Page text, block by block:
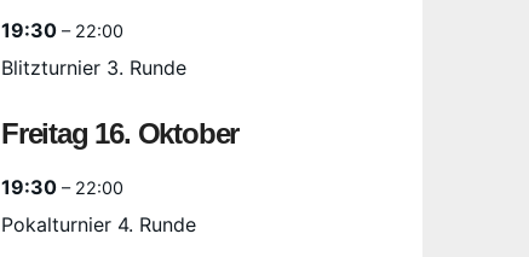
19:30 – 22:00
Blitzturnier 3. Runde
Freitag 16. Oktober
19:30 – 22:00
Pokalturnier 4. Runde